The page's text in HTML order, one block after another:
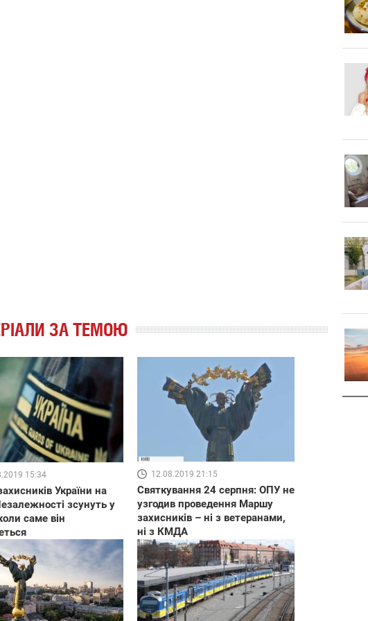
ЗА ТЕМОЮ
15:34
України на
зсунуть у
саме він
12.08.2019 21:15
Святкування 24 серпня: ОПУ не
узгодив проведення Маршу
захисників – ні з ветеранами,
ні з КМДА